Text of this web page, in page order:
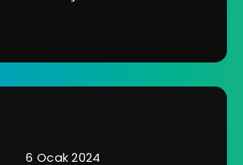
6 Ocak 2024